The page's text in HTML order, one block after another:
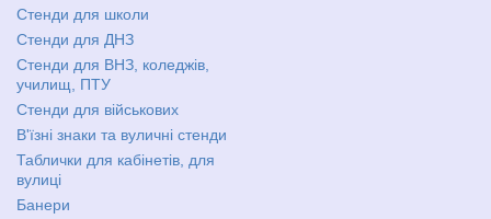
Стенди для школи
Стенди для ДНЗ
Стенди для ВНЗ, коледжів,
училищ, ПТУ
Стенди для військових
В'їзні знаки та вуличні стенди
Таблички для кабінетів, для
вулиці
Банери